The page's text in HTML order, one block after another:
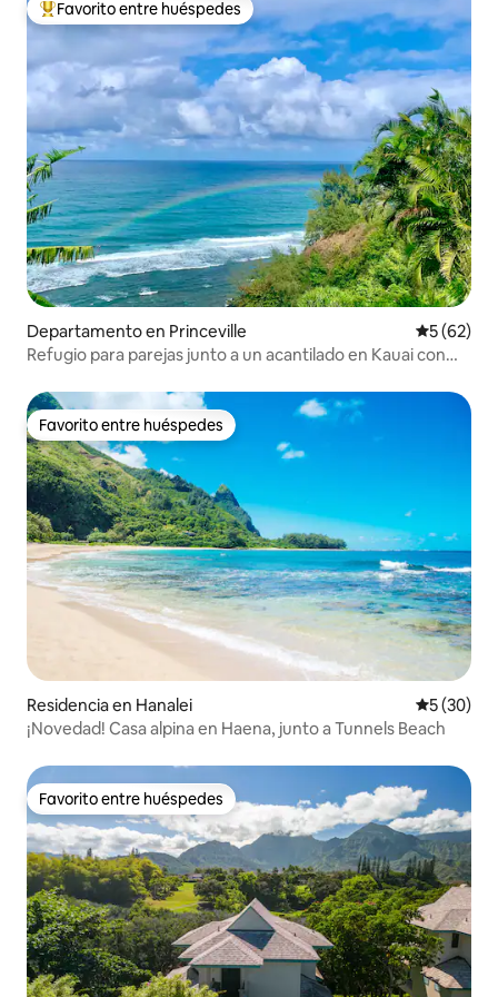
De los mejores en Favorito entre huéspedes
Favorito entre huéspedes
Departamento en Princeville
5 (62)
Refugio para parejas junto a un acantilado en Kauai con
Favorito entre huéspedes
Favorito entre huéspedes
Residencia en Hanalei
5 (30)
¡Novedad! Casa alpina en Haena, junto a Tunnels Beach
Favorito entre huéspedes
Favorito entre huéspedes